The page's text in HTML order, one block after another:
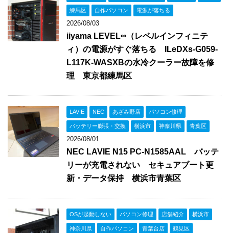
練馬区 自作パソコン 電源が落ちる
2026/08/03
iiyama LEVEL∞（レベルインフィニテ
ィ）の電源がすぐ落ちる ILeDXs-G059-
L117K-WASXBの水冷クーラー故障を修
理 東京都練馬区
LAVIE NEC あざみ野店 パソコン修理
バッテリー膨張・交換 横浜市 神奈川県 青葉区
2026/08/01
NEC LAVIE N15 PC-N1585AAL バッテ
リーが充電されない セキュアブート更
新・データ保持 横浜市青葉区
OSが起動しない パソコン修理 店舗紹介 横浜市
神奈川県 自作パソコン 青葉台店 鶴見区